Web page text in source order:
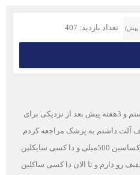
تعداد بازدید: 407
جناب آقای دکتر 37سالمه متاهل هستم و 3هفته پیش بعد از نزدیکی برای
آلت داشتم به پزشک مراجعه کردم
تشخیص عفونت داد و قرص لووفلوکساسین 500میلی و دا کسی سایکلین
رو دارم و تا الان دا کسی ساکلین